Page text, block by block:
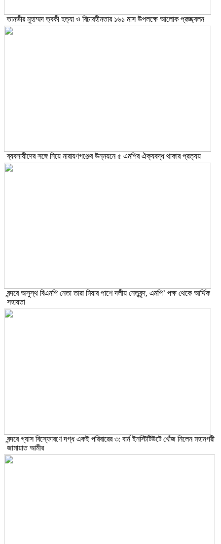
তানভীর মুহাম্মদ ত্বকী হত্যা ও বিচারহীনতার ১৬১ মাস উপলক্ষে আলোক প্রজ্জ্বলন
ব্যবসায়ীদের সঙ্গে নিয়ে নারায়ণগঞ্জের উন্নয়নে ৫ এমপির ঐক্যবদ্ধ থাকার প্রত্যয়
বন্দরে অসুস্থ বিএনপি নেতা তারা মিয়ার পাশে দলীয় নেতৃবৃন্দ, এমপি’ পক্ষ থেকে আর্থিক
সহায়তা
বন্দরে গ্যাস বিস্ফোরণে দগ্ধ একই পরিবারের ৩: বার্ন ইনস্টিটিউটে খোঁজ নিলেন মহানগরী
জামায়াত আমীর